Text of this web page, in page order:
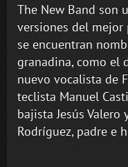
The New Band son
versiones del mejor
se encuentran
granadina, como el
nuevo vocalista de
teclista Manuel
bajista Jesús
Rodríguez, padre e